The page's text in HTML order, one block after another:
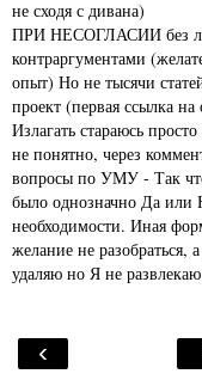
не сходя с дивана)
ПРИ НЕСОГЛАСИИ без
контраргументами
опыт) Но не тысячи
проект (первая ссылка
Излагать стараюсь
не понятно, через
вопросы по УМУ - Так
было однозначно Да или
необходимости. Иная
желание не разобраться,
удаляю но Я не
‹